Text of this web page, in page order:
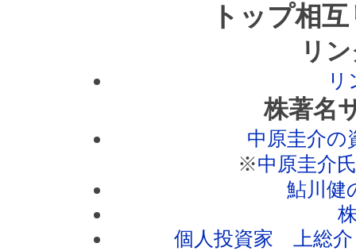
トップ相
リ
リ
株著名
中原圭介
※中原圭介
鮎川健
個人投資家 上総